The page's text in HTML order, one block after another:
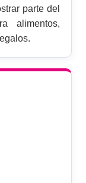
parte del
alimentos,